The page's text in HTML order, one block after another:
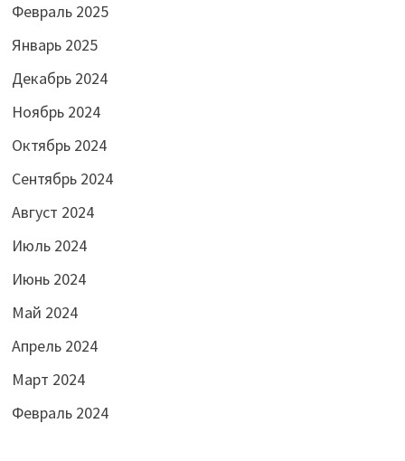
Февраль 2025
Январь 2025
Декабрь 2024
Ноябрь 2024
Октябрь 2024
Сентябрь 2024
Август 2024
Июль 2024
Июнь 2024
Май 2024
Апрель 2024
Март 2024
Февраль 2024